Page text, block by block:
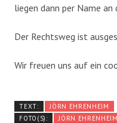
liegen dann per Name
Der Rechtsweg ist
Wir freuen uns auf ein
TEXT:
JÖRN EHRENHEIM
FOTO(S):
JÖRN EHRENHEIM